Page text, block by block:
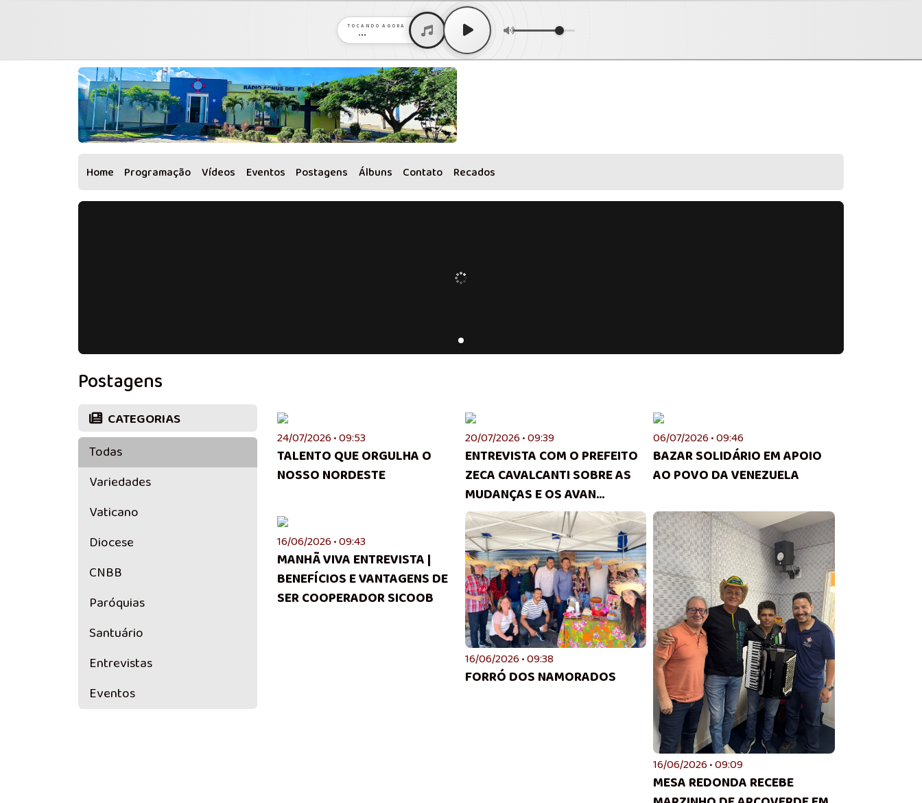
TOCANDO AGORA
...
Home Programação Vídeos Eventos Postagens Álbuns Contato Recados
Postagens
CATEGORIAS
Todas
Variedades
Vaticano
Diocese
CNBB
Paróquias
Santuário
Entrevistas
Eventos
24/07/2026 • 09:53
TALENTO QUE ORGULHA O
NOSSO NORDESTE
20/07/2026 • 09:39
ENTREVISTA COM O PREFEITO
ZECA CAVALCANTI SOBRE AS
MUDANÇAS E OS AVAN...
06/07/2026 • 09:46
BAZAR SOLIDÁRIO EM APOIO
AO POVO DA VENEZUELA
16/06/2026 • 09:43
MANHÃ VIVA ENTREVISTA |
BENEFÍCIOS E VANTAGENS DE
SER COOPERADOR SICOOB
16/06/2026 • 09:38
FORRÓ DOS NAMORADOS
16/06/2026 • 09:09
MESA REDONDA RECEBE